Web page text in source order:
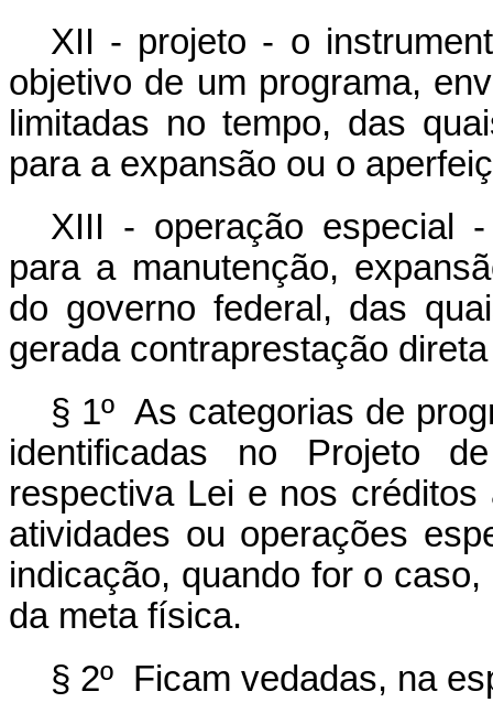
XII - projeto - o
objetivo de um programa,
limitadas no tempo, das
para a expansão ou o
XIII - operação especial
para a manutenção,
do governo federal, das
gerada contraprestação
§ 1º As categorias de
identificadas no Projeto
respectiva Lei e nos
atividades ou operações
indicação, quando for o
da meta física.
§ 2º Ficam vedadas, na